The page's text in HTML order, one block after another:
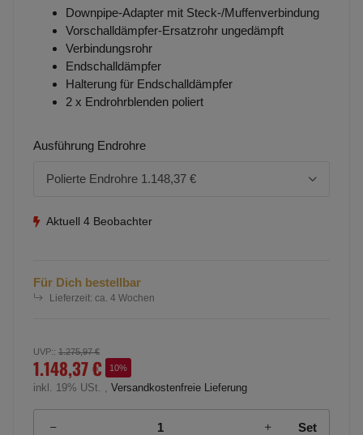
Downpipe-Adapter mit Steck-/Muffenverbindung
Vorschalldämpfer-Ersatzrohr ungedämpft
Verbindungsrohr
Endschalldämpfer
Halterung für Endschalldämpfer
2 x Endrohrblenden poliert
Ausführung Endrohre
Polierte Endrohre 1.148,37 €
Aktuell 4 Beobachter
Für Dich bestellbar
Lieferzeit: ca. 4 Wochen
UVP:: 1.275,97 €
1.148,37 € 10%
inkl. 19% USt. , Versandkostenfreie Lieferung
Set